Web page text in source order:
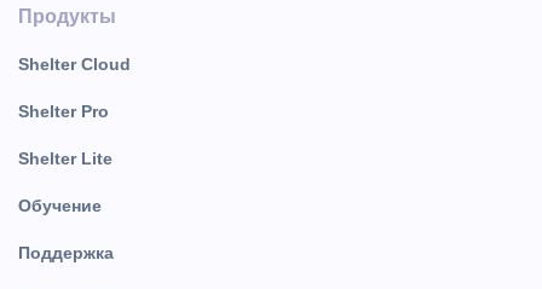
Продукты
Shelter Cloud
Shelter Pro
Shelter Lite
Обучение
Поддержка